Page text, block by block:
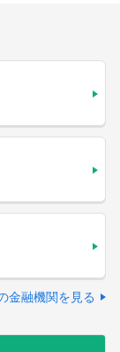
金融機関を見る